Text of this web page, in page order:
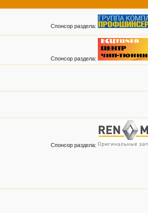
Спонсор раздела:
Спонсор раздела:
Спонсор раздела: